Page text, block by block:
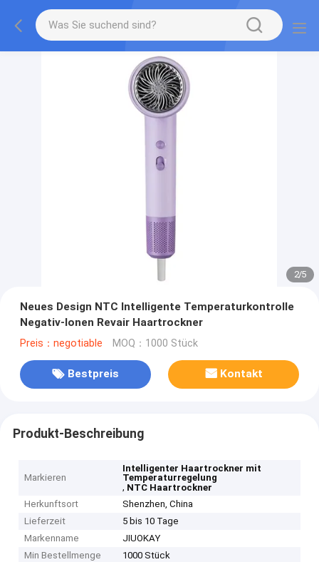
2/5
Neues Design NTC Intelligente Temperaturkontrolle
Negativ-Ionen Revair Haartrockner
Preis：negotiable MOQ：1000 Stück
Bestpreis Kontakt
Produkt-Beschreibung
Markieren
Intelligenter Haartrockner mit
Temperaturregelung
, NTC Haartrockner
Herkunftsort
Shenzhen, China
Lieferzeit
5 bis 10 Tage
Markenname
JIUOKAY
Min Bestellmenge
1000 Stück